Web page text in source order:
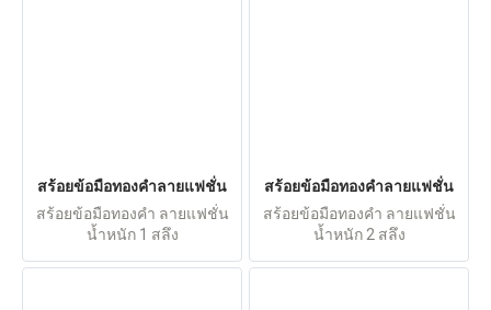
สร้อยข้อมือทองคำลายแฟชั่น
สร้อยข้อมือทองคำ ลายแฟชั่น
น้ำหนัก 1 สลึง
สร้อยข้อมือทองคำลายแฟชั่น
สร้อยข้อมือทองคำ ลายแฟชั่น
น้ำหนัก 2 สลึง